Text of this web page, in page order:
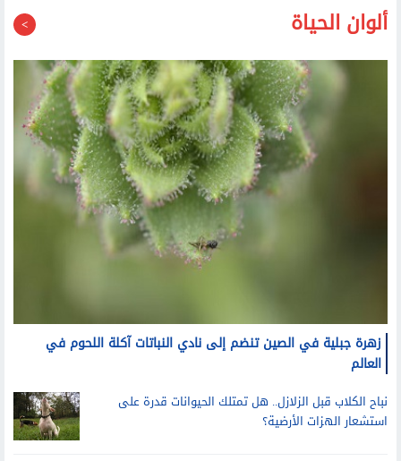
زهرة جبلية في الصين تنضم إلى نادي النباتات آكلة اللحوم في
العالم
استشعار الهزات الأرضية؟